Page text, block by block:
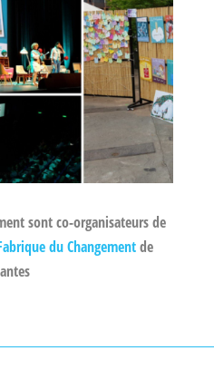
sont co-organisateurs de
du Changementde